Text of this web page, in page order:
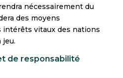
nécessairement du
des moyens
intérêts vitaux des nations
jeu.
de responsabilité